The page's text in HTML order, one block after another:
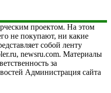
проектом. На этом
не покупают, ни какие
собой ленту
newsru.com. Материалы
за
Администрация сайта